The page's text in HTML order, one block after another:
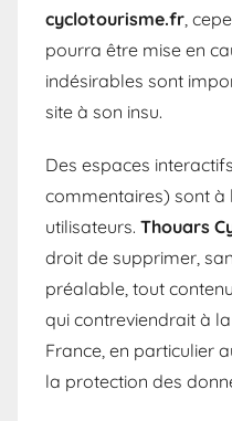
cyclotourisme.fr ,
pourra être mise en
indésirables sont
site à son insu.
Des espaces
commentaires) sont à
utilisateurs. Thouars
droit de supprimer,
préalable, tout
qui contreviendrait à
France, en particulier
la protection des